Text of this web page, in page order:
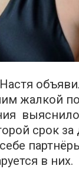
жалкой
срок
в них.